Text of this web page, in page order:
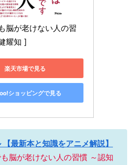
脳が老けない人の習
耀知 ]
楽天市場で見る
ショッピングで見る
最新本と知識をアニメ解説】
も脳が老けない人の習慣 ～認知